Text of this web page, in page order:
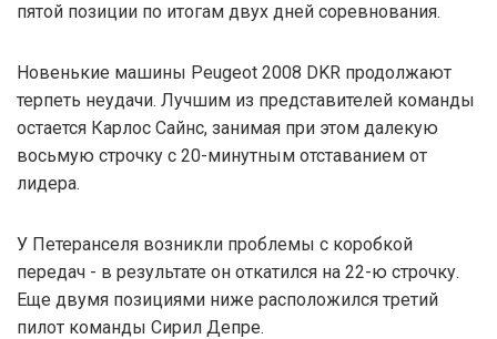
пятой позиции по итогам двух дней соревнования.
Новенькие машины Peugeot 2008 DKR продолжают
терпеть неудачи. Лучшим из представителей команды
остается Карлос Сайнс, занимая при этом далекую
восьмую строчку с 20-минутным отставанием от
лидера.
У Петеранселя возникли проблемы с коробкой
передач - в результате он откатился на 22-ю строчку.
Еще двумя позициями ниже расположился третий
пилот команды Сирил Депре.